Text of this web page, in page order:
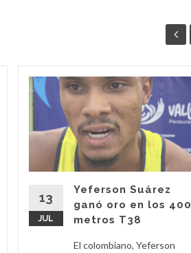
13
JUL
Yeferson Suárez
ganó oro en los 400
metros T38
El colombiano, Yeferson